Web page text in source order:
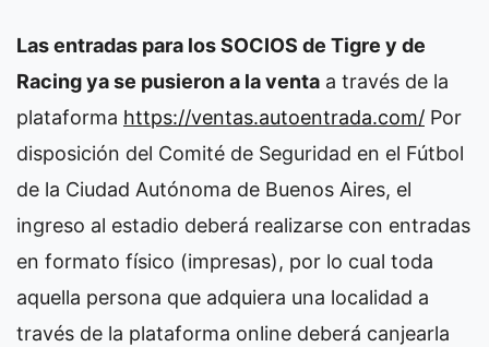
Las entradas para los SOCIOS de Tigre y de
Racing ya se pusieron a la venta a través de la
plataforma https://ventas.autoentrada.com/ Por
disposición del Comité de Seguridad en el Fútbol
de la Ciudad Autónoma de Buenos Aires, el
ingreso al estadio deberá realizarse con entradas
en formato físico (impresas), por lo cual toda
aquella persona que adquiera una localidad a
través de la plataforma online deberá canjearla